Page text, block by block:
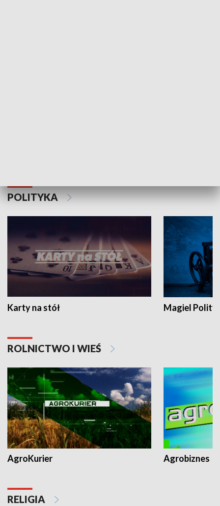
POLITYKA
Karty na stół Magiel
ROLNICTWO I WIEŚ
AgroKurier Agrobiznes
RELIGIA